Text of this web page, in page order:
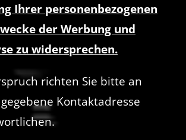
Ihrer personenbezogenen
der Werbung und
zu widersprechen.
richten Sie bitte an
Kontaktadresse